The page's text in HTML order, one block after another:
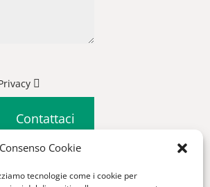
Cookie
tecnologie come i cookie per
Contattaci